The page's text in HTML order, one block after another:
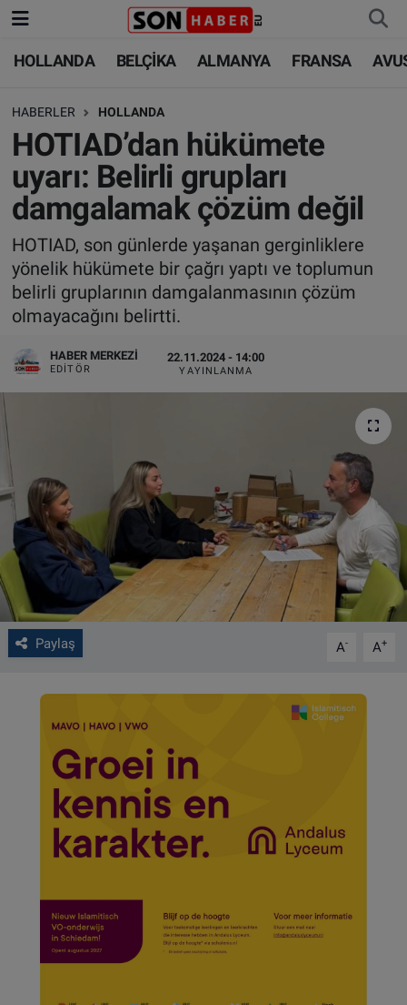
HOLLANDA BELÇİKA ALMANYA FRANSA
HABERLER HOLLANDA
HOTIAD’dan hükümete
uyarı: Belirli grupları
damgalamak çözüm değil
HOTIAD, son günlerde yaşanan gerginliklere
yönelik hükümete bir çağrı yaptı ve toplumun
belirli gruplarının damgalanmasının çözüm
olmayacağını belirtti.
HABER MERKEZI
EDITÖR
22.11.2024 - 14:00
YAYINLANMA
Paylaş A- A+
HOLLANDA
BELÇİKA
ALMANYA
FRANSA
AVUSTURYA
SAĞLIK - YAŞAM
BİLİM-TEKNOLOJİ
HOLLANDA
BELÇİKA
ALMANYA
TÜRKİYE
DÜNYA
BİLİM-TEKNOLOJİ
SAĞLIK
FOTO GALERİ
ALGEMENE VOORWAARDEN
CONTACT
Çerez Politikası
Nöbetçi Eczaneler
Hava Durumu
Trafik Durumu
Süper Lig Puan Durumu ve Fikstür
Tüm Manşetler
Son Dakika Haberleri
Haber Arşivi